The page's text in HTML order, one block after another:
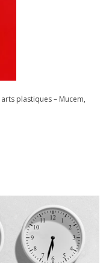
plas­tiques – Mucem,